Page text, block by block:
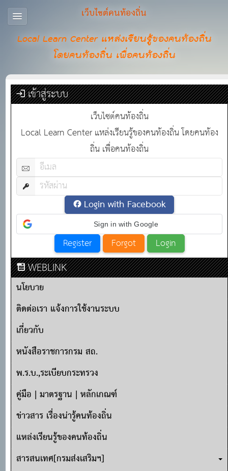
เว็บไซต์คนท้องถิ่น
Local Learn Center แหล่งเรียนรู้ของคนท้องถิ่น
โดยคนท้องถิ่น เพื่อคนท้องถิ่น
เข้าสู่ระบบ
เว็บไซต์คนท้องถิ่น
Local Learn Center แหล่งเรียนรู้ของคนท้องถิ่น โดยคนท้อง
ถิ่น เพื่อคนท้องถิ่น
Login with Facebook
Sign in with Google
WEBLINK
นโยบาย
ติดต่อเรา แจ้งการใช้งานระบบ
เกี่ยวกับ
หนังสือราชการกรม สถ.
พ.ร.บ.,ระเบียบกระทรวง
คู่มือ | มาตรฐาน | หลักเกณฑ์
ข่าวสาร เรื่องน่ารู้คนท้องถิ่น
แหล่งเรียนรู้ของคนท้องถิ่น
สารสนเทศ[กรมส่งเสริมฯ]